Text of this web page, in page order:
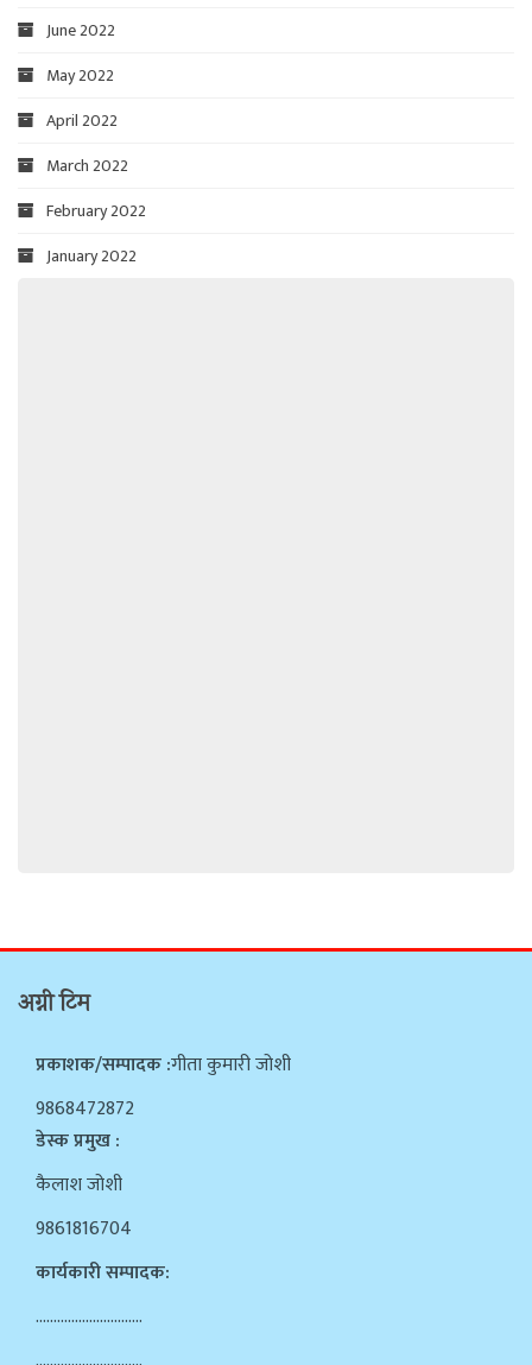
June 2022
May 2022
April 2022
March 2022
February 2022
January 2022
अग्नी टिम
प्रकाशक/सम्पादक :गीता कुमारी जोशी
9868472872
डेस्क प्रमुख :
कैलाश जोशी
9861816704
कार्यकारी सम्पादक:
…………………………